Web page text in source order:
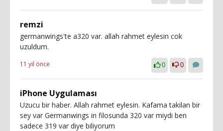
remzi
germanwings'te a320 var. allah rahmet eylesin cok
uzuldum.
11 yıl önce 0 0
iPhone Uygulaması
Uzucu bir haber. Allah rahmet eylesin. Kafama takilan bir
sey var Germanwings in filosunda 320 var miydi ben
sadece 319 var diye biliyorum